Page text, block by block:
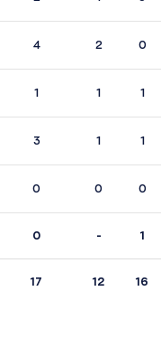
4 2 0
1 1 1
3 1 1
0 0 0
0 - 1
17 12 16